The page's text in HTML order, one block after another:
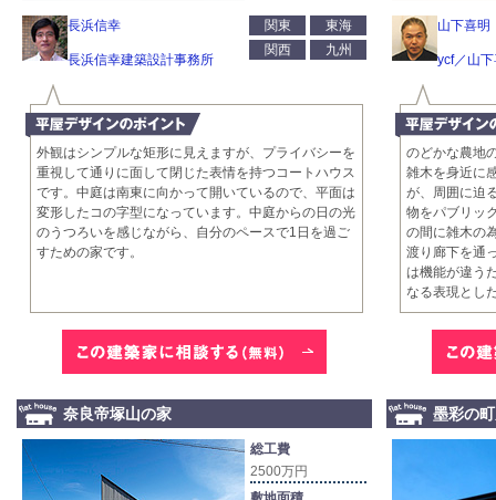
長浜信幸
長浜信幸建築設計事務所
関東
東海
関西
九州
外観はシンプルな矩形に見えますが、プライバシーを
重視して通りに面して閉じた表情を持つコートハウス
です。中庭は南東に向かって開いているので、平面は
変形したコの字型になっています。中庭からの日の光
のうつろいを感じながら、自分のペースで1日を過ご
すための家です。
山下喜明
ycf／山
のどかな農地
雑木を身近に
が、周囲に迫
物をパブリッ
の間に雑木の
渡り廊下を通
は機能が違う
なる表現とし
奈良帝塚山の家
総工費
2500万円
墨彩の